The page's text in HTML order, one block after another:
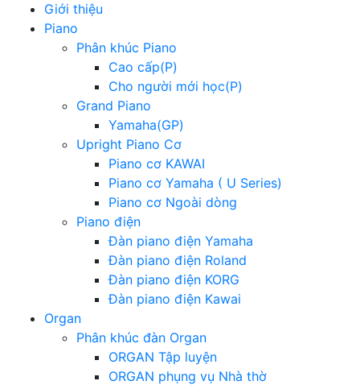
Giới thiệu
Piano
Phân khúc Piano
Cao cấp(P)
Cho người mới học(P)
Grand Piano
Yamaha(GP)
Upright Piano Cơ
Piano cơ KAWAI
Piano cơ Yamaha ( U Series)
Piano cơ Ngoài dòng
Piano điện
Đàn piano điện Yamaha
Đàn piano điện Roland
Đàn piano điện KORG
Đàn piano điện Kawai
Organ
Phân khúc đàn Organ
ORGAN Tập luyện
ORGAN phụng vụ Nhà thờ